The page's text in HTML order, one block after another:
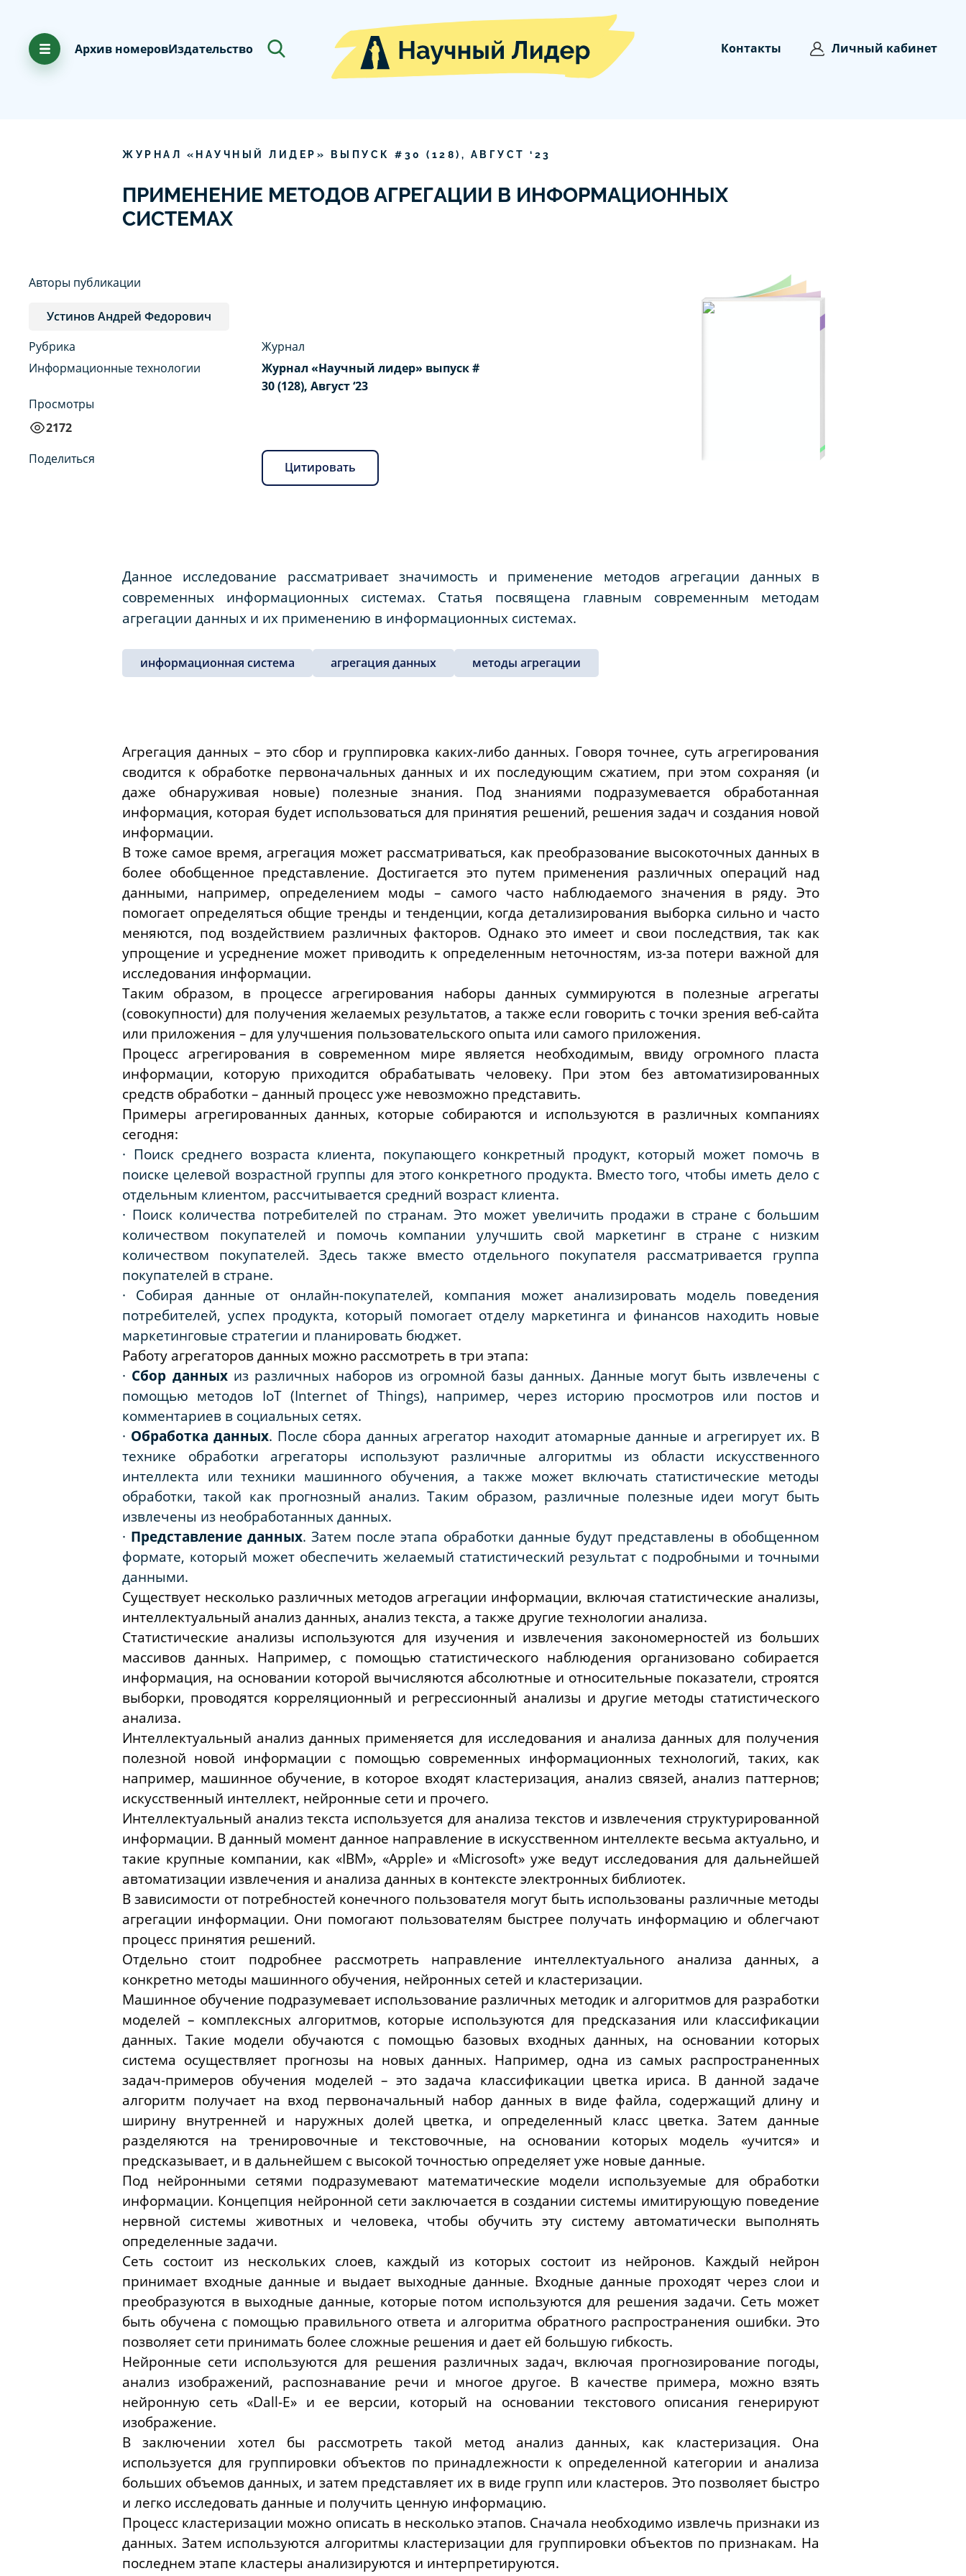
Архив номеровИздательство Контакты Личный кабинет
ЖУРНАЛ «НАУЧНЫЙ ЛИДЕР» ВЫПУСК # 30 ( 128), АВГУСТ ‘ 23
ПРИМЕНЕНИЕ МЕТОДОВ АГРЕГАЦИИ В ИНФОРМАЦИОННЫХ
СИСТЕМАХ
Авторы публикации
Устинов Андрей Федорович
Рубрика
Информационные технологии
Просмотры
2172
Журнал
Журнал «Научный лидер» выпуск #
30 (128), Август ‘23
Поделиться
Цитировать
Данное исследование рассматривает значимость и применение методов агрегации данных в
современных информационных системах. Статья посвящена главным современным методам
агрегации данных и их применению в информационных системах.
информационная система агрегация данных методы агрегации
Агрегация данных – это сбор и группировка каких-либо данных. Говоря точнее, суть агрегирования
сводится к обработке первоначальных данных и их последующим сжатием, при этом сохраняя (и
даже обнаруживая новые) полезные знания. Под знаниями подразумевается обработанная
информация, которая будет использоваться для принятия решений, решения задач и создания новой
информации.
В тоже самое время, агрегация может рассматриваться, как преобразование высокоточных данных в
более обобщенное представление. Достигается это путем применения различных операций над
данными, например, определением моды – самого часто наблюдаемого значения в ряду. Это
помогает определяться общие тренды и тенденции, когда детализирования выборка сильно и часто
меняются, под воздействием различных факторов. Однако это имеет и свои последствия, так как
упрощение и усреднение может приводить к определенным неточностям, из-за потери важной для
исследования информации.
Таким образом, в процессе агрегирования наборы данных суммируются в полезные агрегаты
(совокупности) для получения желаемых результатов, а также если говорить с точки зрения веб-сайта
или приложения – для улучшения пользовательского опыта или самого приложения.
Процесс агрегирования в современном мире является необходимым, ввиду огромного пласта
информации, которую приходится обрабатывать человеку. При этом без автоматизированных
средств обработки – данный процесс уже невозможно представить.
Примеры агрегированных данных, которые собираются и используются в различных компаниях
сегодня:
· Поиск среднего возраста клиента, покупающего конкретный продукт, который может помочь в
поиске целевой возрастной группы для этого конкретного продукта. Вместо того, чтобы иметь дело с
отдельным клиентом, рассчитывается средний возраст клиента.
· Поиск количества потребителей по странам. Это может увеличить продажи в стране с большим
количеством покупателей и помочь компании улучшить свой маркетинг в стране с низким
количеством покупателей. Здесь также вместо отдельного покупателя рассматривается группа
покупателей в стране.
· Собирая данные от онлайн-покупателей, компания может анализировать модель поведения
потребителей, успех продукта, который помогает отделу маркетинга и финансов находить новые
маркетинговые стратегии и планировать бюджет.
Работу агрегаторов данных можно рассмотреть в три этапа:
· Сбор данныхиз различных наборов из огромной базы данных. Данные могут быть извлечены с
помощью методов IoT (Internet of Things), например, через историю просмотров или постов и
комментариев в социальных сетях.
· Обработка данных. После сбора данных агрегатор находит атомарные данные и агрегирует их. В
технике обработки агрегаторы используют различные алгоритмы из области искусственного
интеллекта или техники машинного обучения, а также может включать статистические методы
обработки, такой как прогнозный анализ. Таким образом, различные полезные идеи могут быть
извлечены из необработанных данных.
· Представление данных. Затем после этапа обработки данные будут представлены в обобщенном
формате, который может обеспечить желаемый статистический результат с подробными и точными
данными.
Существует несколько различных методов агрегации информации, включая статистические анализы,
интеллектуальный анализ данных, анализ текста, а также другие технологии анализа.
Статистические анализы используются для изучения и извлечения закономерностей из больших
массивов данных. Например, с помощью статистического наблюдения организовано собирается
информация, на основании которой вычисляются абсолютные и относительные показатели, строятся
выборки, проводятся корреляционный и регрессионный анализы и другие методы статистического
анализа.
Интеллектуальный анализ данных применяется для исследования и анализа данных для получения
полезной новой информации с помощью современных информационных технологий, таких, как
например, машинное обучение, в которое входят кластеризация, анализ связей, анализ паттернов;
искусственный интеллект, нейронные сети и прочего.
Интеллектуальный анализ текста используется для анализа текстов и извлечения структурированной
информации. В данный момент данное направление в искусственном интеллекте весьма актуально, и
такие крупные компании, как «IBM», «Apple» и «Microsoft» уже ведут исследования для дальнейшей
автоматизации извлечения и анализа данных в контексте электронных библиотек.
В зависимости от потребностей конечного пользователя могут быть использованы различные методы
агрегации информации. Они помогают пользователям быстрее получать информацию и облегчают
процесс принятия решений.
Отдельно стоит подробнее рассмотреть направление интеллектуального анализа данных, а
конкретно методы машинного обучения, нейронных сетей и кластеризации.
Машинное обучение подразумевает использование различных методик и алгоритмов для разработки
моделей – комплексных алгоритмов, которые используются для предсказания или классификации
данных. Такие модели обучаются с помощью базовых входных данных, на основании которых
система осуществляет прогнозы на новых данных. Например, одна из самых распространенных
задач-примеров обучения моделей – это задача классификации цветка ириса. В данной задаче
алгоритм получает на вход первоначальный набор данных в виде файла, содержащий длину и
ширину внутренней и наружных долей цветка, и определенный класс цветка. Затем данные
разделяются на тренировочные и текстовочные, на основании которых модель «учится» и
предсказывает, и в дальнейшем с высокой точностью определяет уже новые данные.
Под нейронными сетями подразумевают математические модели используемые для обработки
информации. Концепция нейронной сети заключается в создании системы имитирующую поведение
нервной системы животных и человека, чтобы обучить эту систему автоматически выполнять
определенные задачи.
Сеть состоит из нескольких слоев, каждый из которых состоит из нейронов. Каждый нейрон
принимает входные данные и выдает выходные данные. Входные данные проходят через слои и
преобразуются в выходные данные, которые потом используются для решения задачи. Сеть может
быть обучена с помощью правильного ответа и алгоритма обратного распространения ошибки. Это
позволяет сети принимать более сложные решения и дает ей большую гибкость.
Нейронные сети используются для решения различных задач, включая прогнозирование погоды,
анализ изображений, распознавание речи и многое другое. В качестве примера, можно взять
нейронную сеть «Dall-E» и ее версии, который на основании текстового описания генерируют
изображение.
В заключении хотел бы рассмотреть такой метод анализ данных, как кластеризация. Она
используется для группировки объектов по принадлежности к определенной категории и анализа
больших объемов данных, и затем представляет их в виде групп или кластеров. Это позволяет быстро
и легко исследовать данные и получить ценную информацию.
Процесс кластеризации можно описать в несколько этапов. Сначала необходимо извлечь признаки из
данных. Затем используются алгоритмы кластеризации для группировки объектов по признакам. На
последнем этапе кластеры анализируются и интерпретируются.